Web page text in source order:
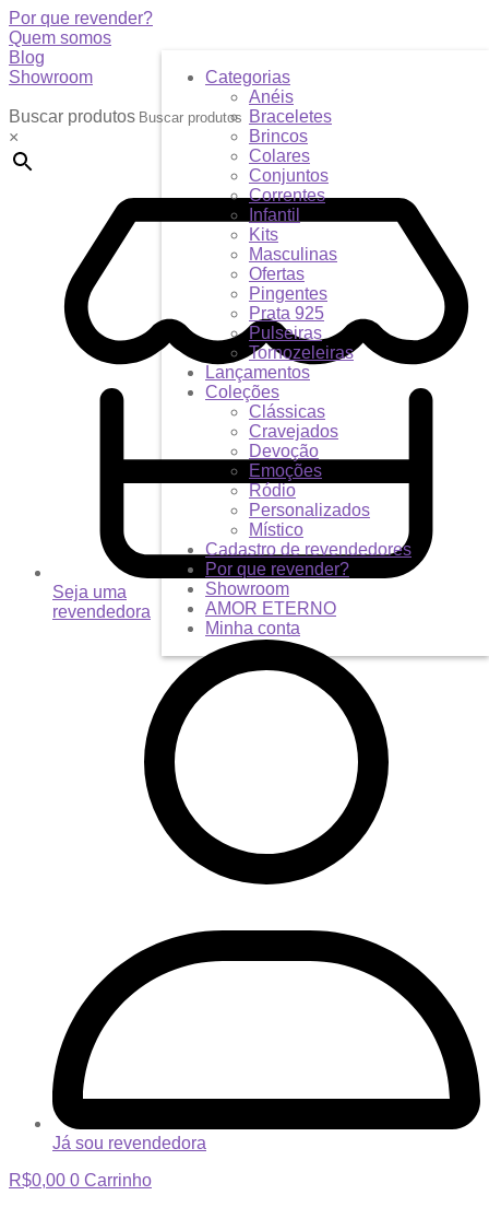
Por que revender?
Quem somos
Blog
Showroom
Buscar produtos
×
Seja uma
revendedora
Já sou revendedora
R$0,00 0 Carrinho
Categorias
Anéis
Braceletes
Brincos
Colares
Conjuntos
Correntes
Infantil
Kits
Masculinas
Ofertas
Pingentes
Prata 925
Pulseiras
Tornozeleiras
Lançamentos
Coleções
Clássicas
Cravejados
Devoção
Emoções
Ródio
Personalizados
Místico
Cadastro de revendedores
Por que revender?
Showroom
AMOR ETERNO
Minha conta